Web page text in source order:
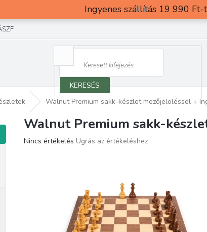
Ingyenes szállítás 19 990
KERESÉS
Walnut Premium sakk-készlet mezőjelöléssel+
Walnut Premium sakk-
A
Nincs értékelés Ugrás az értékeléshez